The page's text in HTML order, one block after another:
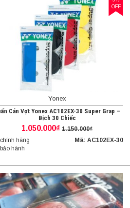
OFF
Yonex
Cán Vợt Yonex AC102EX-30 Super Grap –
Bịch 30 Chiếc
1.050.000₫ 1.150.000₫
hãng
hành
Mã: AC102EX-30